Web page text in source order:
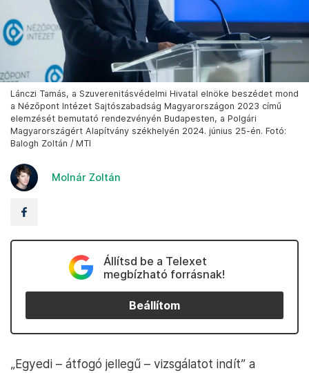
Lánczi Tamás, a Szuverenitásvédelmi Hivatal elnöke beszédet mond
a Nézőpont Intézet Sajtószabadság Magyarországon 2023 című
elemzését bemutató rendezvényén Budapesten, a Polgári
Magyarországért Alapítvány székhelyén 2024. június 25-én. Fotó:
Balogh Zoltán / MTI
Molnár Zoltán
Állítsd be a Telexet
megbízható forrásnak!
Beállítom
„Egyedi – átfogó jellegű – vizsgálatot indít” a